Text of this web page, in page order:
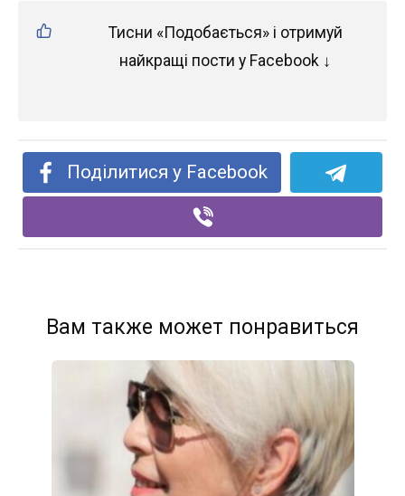
Тисни «Подобається» і отримуй
найкращі пости у Facebook ↓
Поділитися у Facebook
Вам также может понравиться